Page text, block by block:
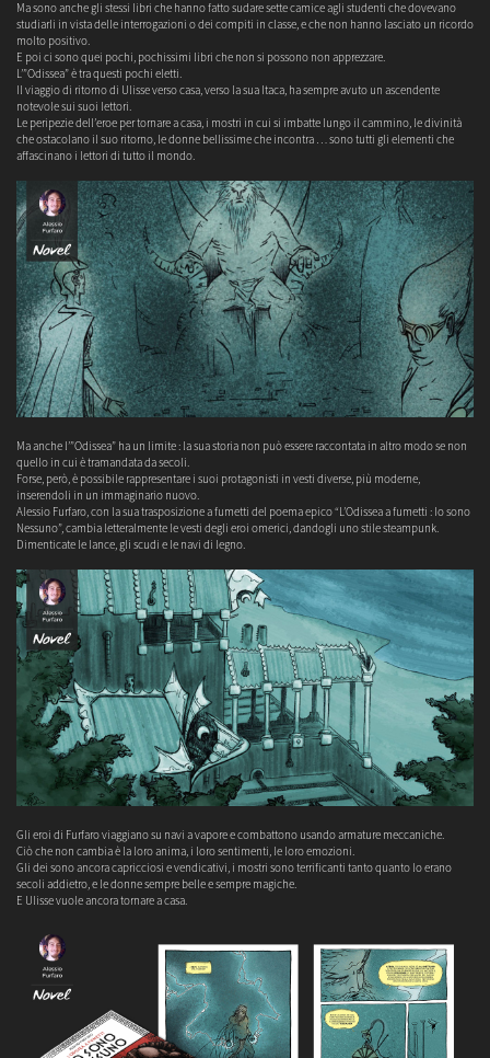
Ma sono anche gli stessi libri che hanno fatto sudare sette camice agli studenti che dovevano
studiarli in vista delle interrogazioni o dei compiti in classe, e che non hanno lasciato un ricordo
molto positivo.
E poi ci sono quei pochi, pochissimi libri che non si possono non apprezzare.
L’”Odissea” è tra questi pochi eletti.
Il viaggio di ritorno di Ulisse verso casa, verso la sua Itaca, ha sempre avuto un ascendente
notevole sui suoi lettori.
Le peripezie dell’eroe per tornare a casa, i mostri in cui si imbatte lungo il cammino, le divinità
che ostacolano il suo ritorno, le donne bellissime che incontra … sono tutti gli elementi che
affascinano i lettori di tutto il mondo.
Ma anche l’”Odissea” ha un limite : la sua storia non può essere raccontata in altro modo se non
quello in cui è tramandata da secoli.
Forse, però, è possibile rappresentare i suoi protagonisti in vesti diverse, più moderne,
inserendoli in un immaginario nuovo.
Alessio Furfaro, con la sua trasposizione a fumetti del poema epico “L’Odissea a fumetti : Io sono
Nessuno”, cambia letteralmente le vesti degli eroi omerici, dandogli uno stile steampunk.
Dimenticate le lance, gli scudi e le navi di legno.
Gli eroi di Furfaro viaggiano su navi a vapore e combattono usando armature meccaniche.
Ciò che non cambia è la loro anima, i loro sentimenti, le loro emozioni.
Gli dei sono ancora capricciosi e vendicativi, i mostri sono terrificanti tanto quanto lo erano
secoli addietro, e le donne sempre belle e sempre magiche.
E Ulisse vuole ancora tornare a casa.